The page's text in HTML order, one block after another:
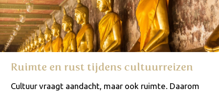
Ruimte en rust tijdens cultuurreizen
Cultuur vraagt aandacht, maar ook ruimte. Daarom